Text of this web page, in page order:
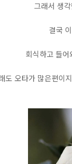
그래서 생
결국
회식하고 들
도 오타가 많은편이